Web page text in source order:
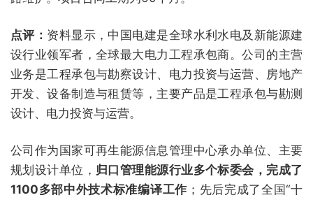
点评： 资料显示，中国电建是全球水利水电及新能源建
设行业领军者，全球最大电力工程承包商。公司的主营
业务是工程承包与勘察设计、电力投资与运营、房地产
开发、设备制造与租赁等，主要产品是工程承包与勘测
设计、电力投资与运营。
公司作为国家可再生能源信息管理中心承办单位、主要
规划设计单位， 归口管理能源行业多个标委会，完成了
1100多部中外技术标准编译工作 ；先后完成了全国“十